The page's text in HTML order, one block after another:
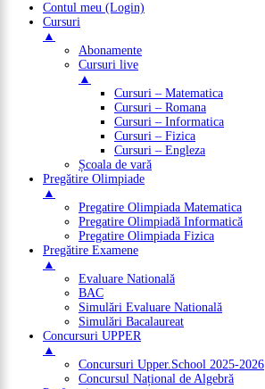
Contul meu (Login)
Cursuri
▲
Abonamente
Cursuri live
▲
Cursuri – Matematica
Cursuri – Romana
Cursuri – Informatica
Cursuri – Fizica
Cursuri – Engleza
Școala de vară
Pregătire Olimpiade
▲
Pregatire Olimpiada Matematica
Pregatire Olimpiadă Informatică
Pregatire Olimpiada Fizica
Pregătire Examene
▲
Evaluare Natională
BAC
Simulări Evaluare Natională
Simulări Bacalaureat
Concursuri UPPER
▲
Concursuri Upper.School 2025-2026
Concursul Național de Algebră